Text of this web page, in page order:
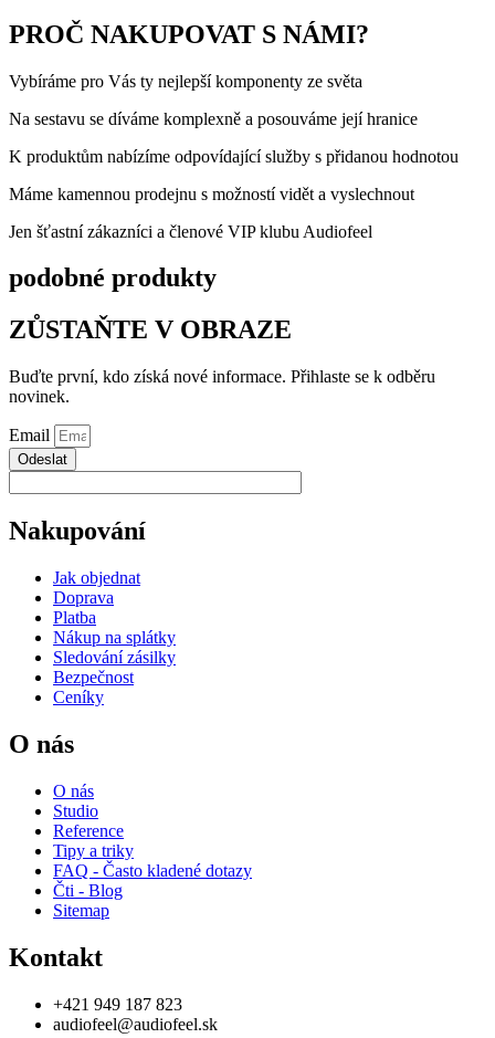
byla:
83
200 Kč.
je:
66
560 Kč.
PROČ NAKUPOVAT S NÁMI?
Vybíráme pro Vás ty nejlepší komponenty ze světa
Na sestavu se díváme komplexně a posouváme její hranice
K produktům nabízíme odpovídající služby s přidanou hodnotou
Máme kamennou prodejnu s možností vidět a vyslechnout
Jen šťastní zákazníci a členové VIP klubu Audiofeel
podobné produkty
ZŮSTAŇTE V OBRAZE
Buďte první, kdo získá nové informace. Přihlaste se k odběru
novinek.
Email
Odeslat
Nakupování
Jak objednat
Doprava
Platba
Nákup na splátky
Sledování zásilky
Bezpečnost
Ceníky
O nás
O nás
Studio
Reference
Tipy a triky
FAQ - Často kladené dotazy
Čti - Blog
Sitemap
Kontakt
+421 949 187 823
audiofeel@audiofeel.sk